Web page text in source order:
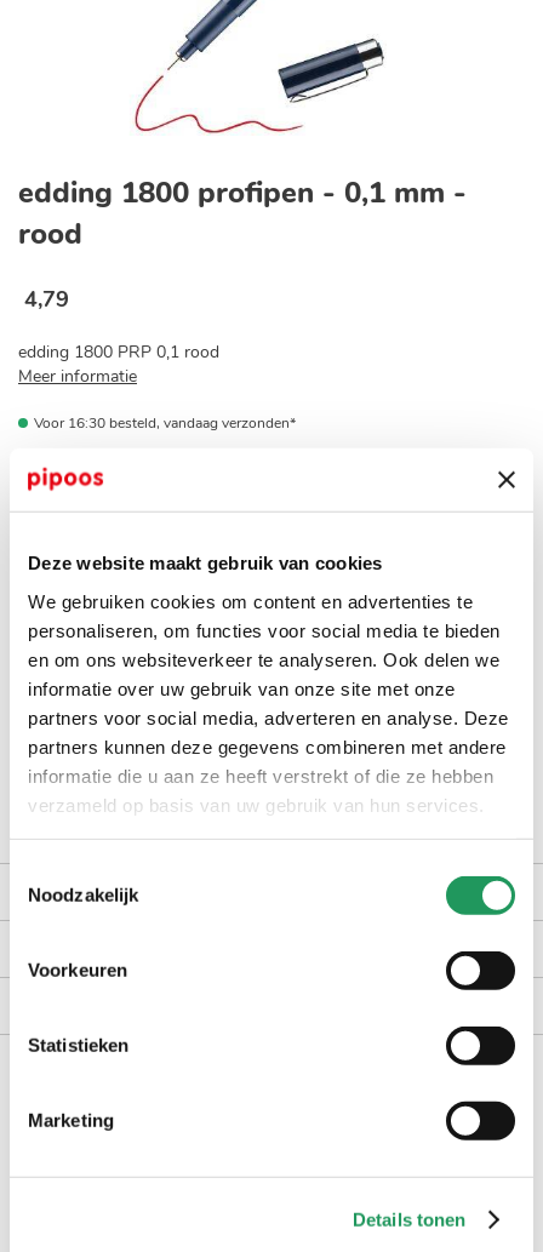
Deze website maakt gebruik van cookies
We gebruiken cookies om content en advertenties te
personaliseren, om functies voor social media te bieden
en om ons websiteverkeer te analyseren. Ook delen we
informatie over uw gebruik van onze site met onze
partners voor social media, adverteren en analyse. Deze
partners kunnen deze gegevens combineren met andere
informatie die u aan ze heeft verstrekt of die ze hebben
verzameld op basis van uw gebruik van hun services.
Toestemmingsselectie
Noodzakelijk
Voorkeuren
Statistieken
Marketing
Details tonen
het
van
afbeeldingen-
gallerij
edding 1800 profipen - 0,1 mm -
rood
4,79
edding 1800 PRP 0,1 rood
Meer informatie
Voor 16:30 besteld, vandaag verzonden*
check winkelvoorraad
gratis bezorging vanaf €40,-
achteraf betalen met Billink
100 dagen gratis retour in NL en BE
productomschrijving
creaties met pipoos artikelen